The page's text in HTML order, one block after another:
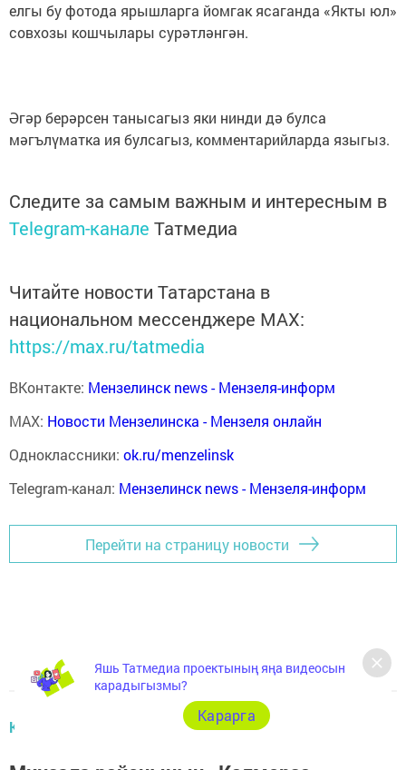
елгы бу фотода ярышларга йомгак ясаганда «Якты юл»
совхозы кошчылары сурәтләнгән.
Әгәр берәрсен танысагыз яки нинди дә булса
мәгълүматка ия булсагыз, комментарийларда языгыз.
Следите за самым важным и интересным в
Telegram-канале Татмедиа
Читайте новости Татарстана в
национальном мессенджере MАХ:
https://max.ru/tatmedia
ВКонтакте: Мензелинск news - Мензеля-информ
MAX: Новости Мензелинска - Мензеля онлайн
Одноклассники: ok.ru/menzelinsk
Telegram-канал: Мензелинск news - Мензеля-информ
Перейти на страницу новости
КӨН ТЕМАСЫ
Яшь Татмедиа проектының яңа видеосын
карадыгызмы?
Карарга